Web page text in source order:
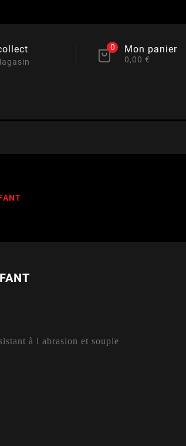
Mon panier
0
0,00 €
à l abrasion et souple